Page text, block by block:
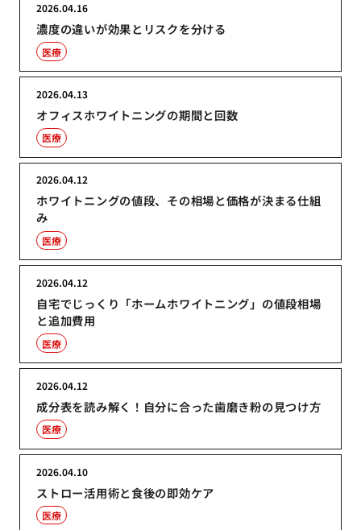
濃度の違いが効果とリスクを分ける
2026.04.16
医療
オフィスホワイトニングの期間と回数
2026.04.13
医療
ホワイトニングの値段、その相場と価格が決まる仕組
み
2026.04.12
医療
自宅でじっくり「ホームホワイトニング」の値段相場
と追加費用
2026.04.12
医療
成分表を読み解く！自分に合った歯磨き粉の見つけ方
2026.04.12
医療
ストロー活用術と食後の即効ケア
2026.04.10
医療